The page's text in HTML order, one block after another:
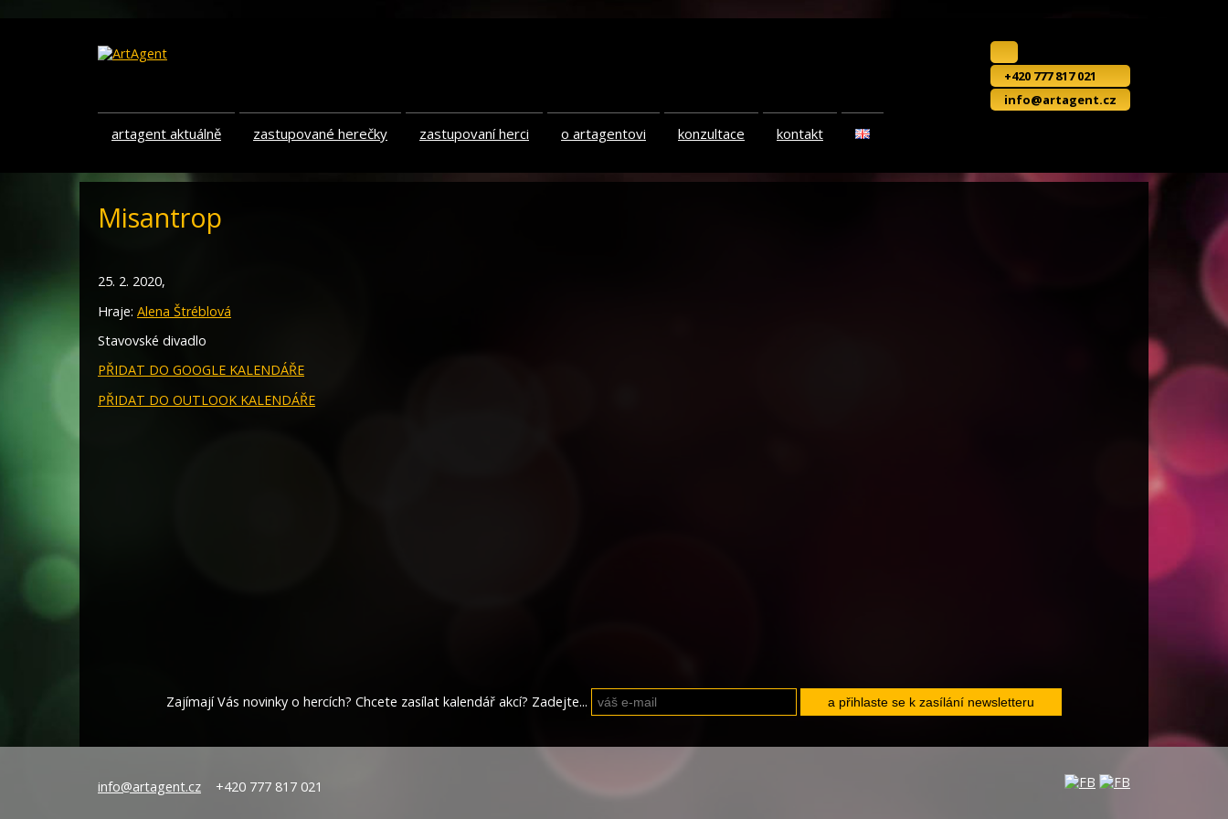
+420 777 817 021
info@artagent.cz
artagent aktuálně zastupované herečky zastupovaní herci o artagentovi konzultace kontakt
Misantrop
25. 2. 2020,
Hraje: Alena Štréblová
Stavovské divadlo
PŘIDAT DO GOOGLE KALENDÁŘE
PŘIDAT DO OUTLOOK KALENDÁŘE
Zajímají Vás novinky o hercích? Chcete zasílat kalendář akcí? Zadejte...
info@artagent.cz +420 777 817 021